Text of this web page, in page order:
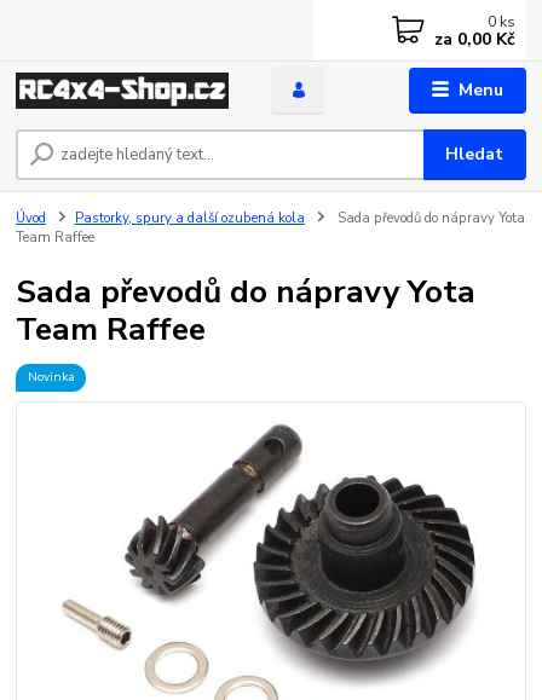
Menu
Hledat
0 ks
za 0,00 Kč
Úvod Pastorky, spury a další ozubená kola
Sada převodů do nápravy Yota
Team Raffee
Sada převodů do nápravy Yota
Team Raffee
Novinka